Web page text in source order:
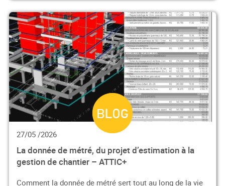
27/05 /2026
La donnée de métré, du projet d’estimation à la
gestion de chantier – ATTIC+
Comment la donnée de métré sert tout au long de la vie